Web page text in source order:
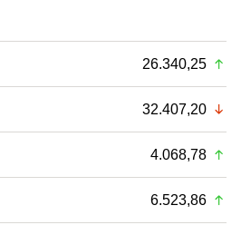
26.340,25
32.407,20
4.068,78
6.523,86